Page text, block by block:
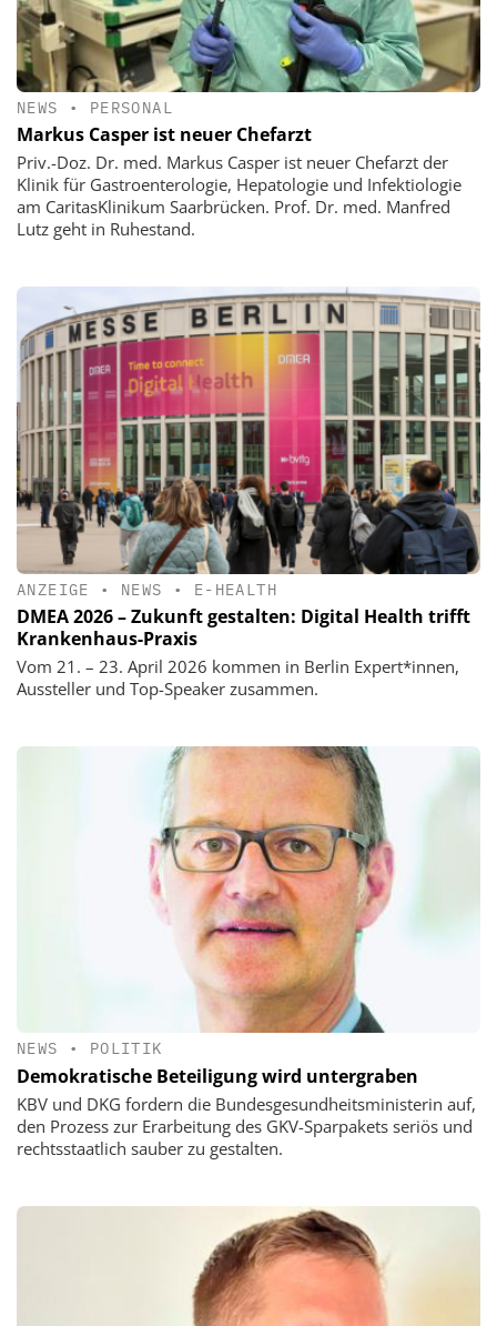
NEWS • PERSONAL
Markus Casper ist neuer Chefarzt
Priv.-Doz. Dr. med. Markus Casper ist neuer Chefarzt der
Klinik für Gastroenterologie, Hepatologie und Infektiologie
am CaritasKlinikum Saarbrücken. Prof. Dr. med. Manfred
Lutz geht in Ruhestand.
ANZEIGE • NEWS • E-HEALTH
DMEA 2026 – Zukunft gestalten: Digital Health trifft
Krankenhaus-Praxis
Vom 21. – 23. April 2026 kommen in Berlin Expert*innen,
Aussteller und Top-Speaker zusammen.
NEWS • POLITIK
Demokratische Beteiligung wird untergraben
KBV und DKG fordern die Bundesgesundheitsministerin auf,
den Prozess zur Erarbeitung des GKV-Sparpakets seriös und
rechtsstaatlich sauber zu gestalten.